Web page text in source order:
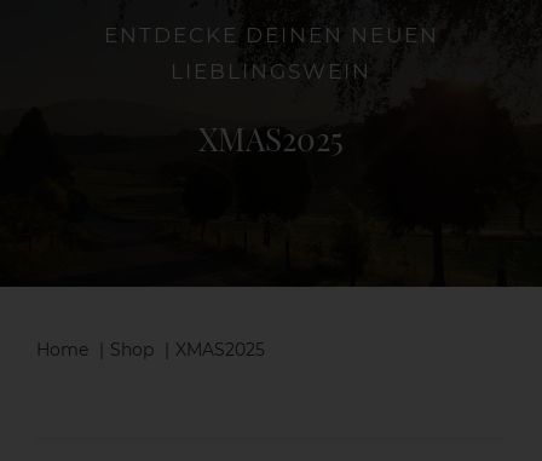
ENTDECKE DEINEN NEUEN
LIEBLINGSWEIN
XMAS2025
Home Shop XMAS2025